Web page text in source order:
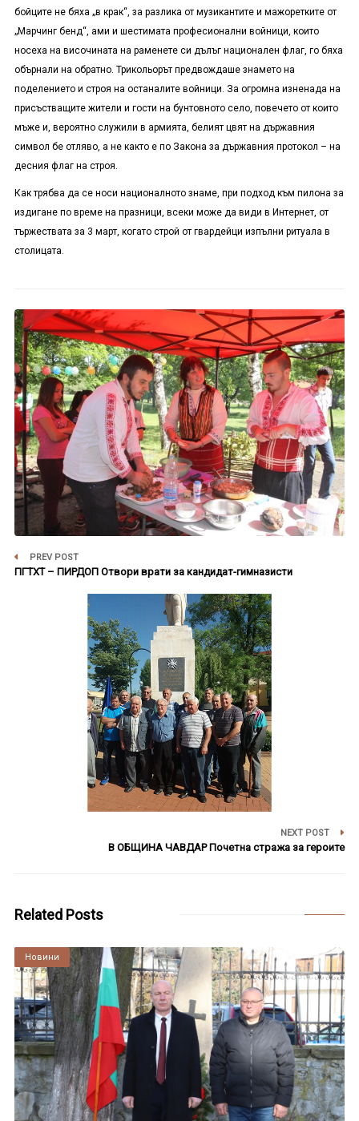
бойците не бяха „в крак“, за разлика от музикантите и мажоретките от
„Марчинг бенд“, ами и шестимата професионални войници, които
носеха на височината на раменете си дълъг национален флаг, го бяха
обърнали на обратно. Трикольорът предвождаше знамето на
поделението и строя на останалите войници. За огромна изненада на
присъстващите жители и гости на бунтовното село, повечето от които
мъже и, вероятно служили в армията, белият цвят на държавния
символ бе отляво, а не както е по Закона за държавния протокол – на
десния флаг на строя.
Как трябва да се носи националното знаме, при подход към пилона за
издигане по време на празници, всеки може да види в Интернет, от
тържествата за 3 март, когато строй от гвардейци изпълни ритуала в
столицата.
PREV POST
ПГТХТ – ПИРДОП Отвори врати за кандидат-гимназисти
NEXT POST
В ОБЩИНА ЧАВДАР Почетна стража за героите
Related Posts
Култура
Новини